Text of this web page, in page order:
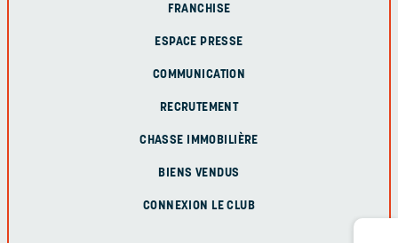
FRANCHISE
ESPACE PRESSE
COMMUNICATION
RECRUTEMENT
CHASSE IMMOBILIÈRE
BIENS VENDUS
CONNEXION LE CLUB